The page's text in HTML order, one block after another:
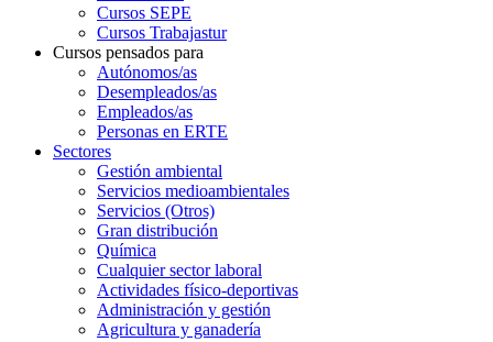
Cursos SEPE
Cursos Trabajastur
Cursos pensados para
Autónomos/as
Desempleados/as
Empleados/as
Personas en ERTE
Sectores
Gestión ambiental
Servicios medioambientales
Servicios (Otros)
Gran distribución
Química
Cualquier sector laboral
Actividades físico-deportivas
Administración y gestión
Agricultura y ganadería